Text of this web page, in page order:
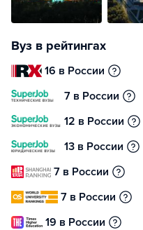
Вуз в рейтингах
16 в России
7 в России
12 в России
13 в России
7 в России
7 в России
19 в России